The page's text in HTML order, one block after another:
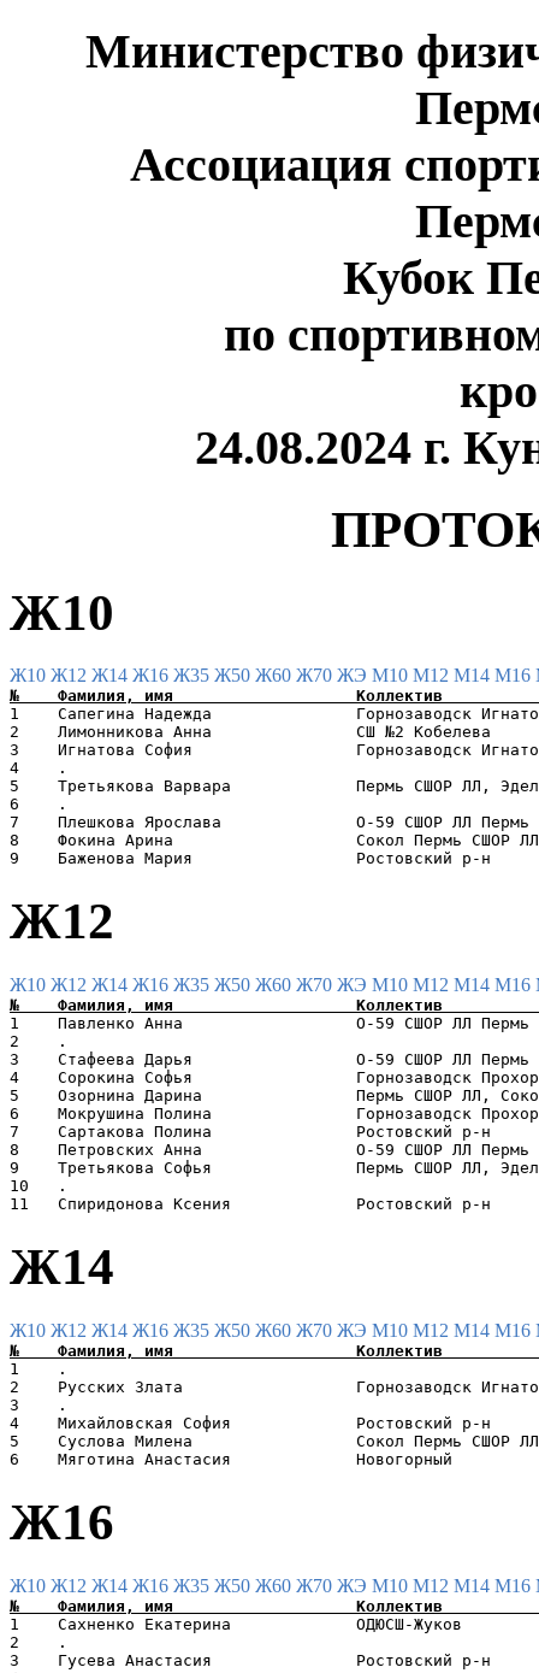
Министерство
Ассоциация
Кубок
по
24.08.2024 г.
Ж10
Ж10 Ж12 Ж14 Ж16 Ж35 Ж50 Ж60 Ж70 ЖЭ М10 М12 М14 М16
1    Сапегина Надежда               Горнозаводск
2    Лимонникова Анна               СШ №2
3    Игнатова София                 Горнозаводск
4    .
5    Третьякова Варвара             Пермь СШОР ЛЛ,
6    .
7    Плешкова Ярослава              O-59 СШОР
8    Фокина Арина                   Сокол Пермь
Ж12
Ж10 Ж12 Ж14 Ж16 Ж35 Ж50 Ж60 Ж70 ЖЭ М10 М12 М14 М16
1    Павленко Анна                  O-59 СШОР ЛЛ
2    .
3    Стафеева Дарья                 O-59 СШОР ЛЛ
4    Сорокина Софья                 Горнозаводск
5    Озорнина Дарина                Пермь СШОР
6    Мокрушина Полина               Горнозаводск
7    Сартакова Полина               Ростовский
8    Петровских Анна                O-59 СШОР ЛЛ
9    Третьякова Софья               Пермь СШОР ЛЛ,
10   .
Ж14
Ж10 Ж12 Ж14 Ж16 Ж35 Ж50 Ж60 Ж70 ЖЭ М10 М12 М14 М16
1    .
2    Русских Злата                  Горнозаводск
3    .
4    Михайловская София             Ростовский
5    Суслова Милена                 Сокол Пермь
Ж16
Ж10 Ж12 Ж14 Ж16 Ж35 Ж50 Ж60 Ж70 ЖЭ М10 М12 М14 М16
1    Сахненко Екатерина             ОДЮСШ-
2    .
3    Гусева Анастасия               Ростовский